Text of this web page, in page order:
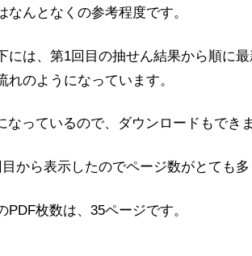
なんとなくの参考程度です。
には、第1回目の抽せん結果から順に
れのようになっています。
なっているので、ダウンロードもでき
から表示したのでページ数がとても
PDF枚数は、35ページです。